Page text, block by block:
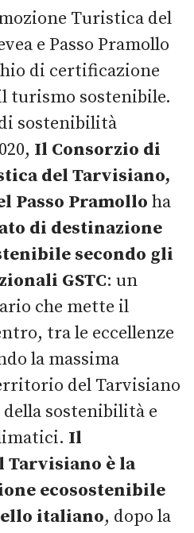
Turistica del
e Passo Pramollo
di certificazione
turismo sostenibile.
sostenibilità
Il Consorzio di
del Tarvisiano,
Passo Pramollo ha
di destinazione
secondo gli
GSTC: un
che mette il
tra le eccellenze
la massima
del Tarvisiano
sostenibilità e
Il
Tarvisiano è la
ecosostenibile
italiano, dopo la